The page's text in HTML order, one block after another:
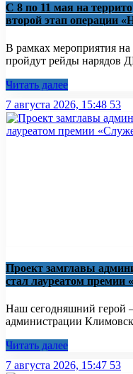
С 8 по 11 мая на
второй этап операции
В рамках мероприятия на
пройдут рейды нарядов
Читать далее
7 августа 2026, 15:48 53
Проект замглавы
стал лауреатом премии
Наш сегодняшний герой
администрации
Читать далее
7 августа 2026, 15:47 53